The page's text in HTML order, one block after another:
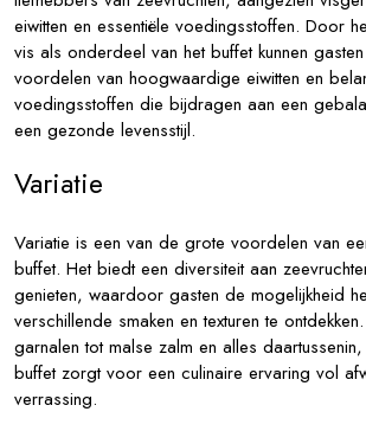
eiwitten en essentiële voedingsstoffen. Door
vis als onderdeel van het buffet kunnen
voordelen van hoogwaardige eiwitten en
voedingsstoffen die bijdragen aan een
een gezonde levensstijl.
Variatie
Variatie is een van de grote voordelen van
buffet. Het biedt een diversiteit aan
genieten, waardoor gasten de mogelijkheid
verschillende smaken en texturen te
garnalen tot malse zalm en alles
buffet zorgt voor een culinaire ervaring vol
verrassing.